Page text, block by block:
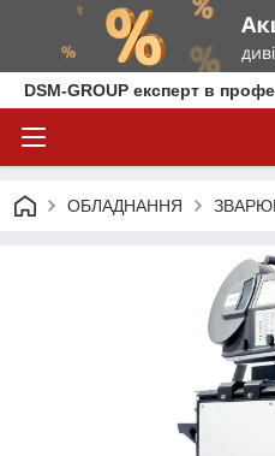
DSM-GROUP експерт в
ОБЛАДНАННЯ